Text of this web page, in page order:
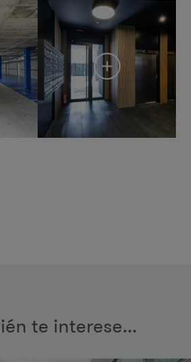
te interese...